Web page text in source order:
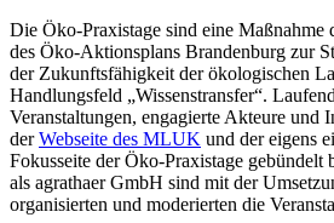
Die Öko-Praxistage sind eine Maßnahme
des Öko-Aktionsplans Brandenburg zur
der Zukunftsfähigkeit der ökologischen
Handlungsfeld „Wissenstransfer“.
Veranstaltungen, engagierte Akteure und
derWebseite des MLUK und der eigens
Fokusseite der Öko-Praxistage gebündelt
als agrathaer GmbH sind mit der
organisierten und moderierten die